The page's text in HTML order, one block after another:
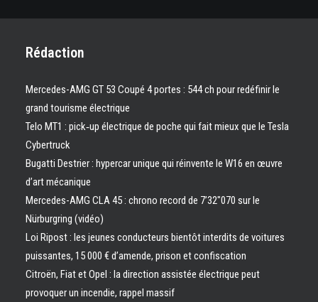
Rédaction
Mercedes-AMG GT 53 Coupé 4 portes : 544 ch pour redéfinir le
grand tourisme électrique
Telo MT1 : pick‑up électrique de poche qui fait mieux que le Tesla
Cybertruck
Bugatti Destrier : hypercar unique qui réinvente le W16 en œuvre
d’art mécanique
Mercedes-AMG CLA 45 : chrono record de 7’32″070 sur le
Nürburgring (vidéo)
Loi Ripost : les jeunes conducteurs bientôt interdits de voitures
puissantes, 15 000 € d’amende, prison et confiscation
Citroën, Fiat et Opel : la direction assistée électrique peut
provoquer un incendie, rappel massif